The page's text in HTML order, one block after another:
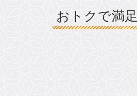
おトクで満